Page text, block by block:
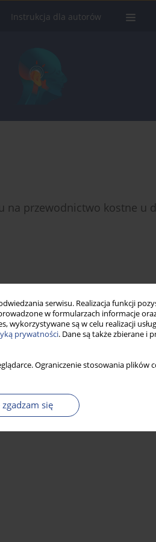
serwisu. Realizacja funkcji
w formularzach informacje
wykorzystywane są w celu realizacji
prywatności. Dane są także zbierane i
Ograniczenie stosowania plików
zgadzam się
Instrukcja dla autorów
na przewodnictwo kostne u